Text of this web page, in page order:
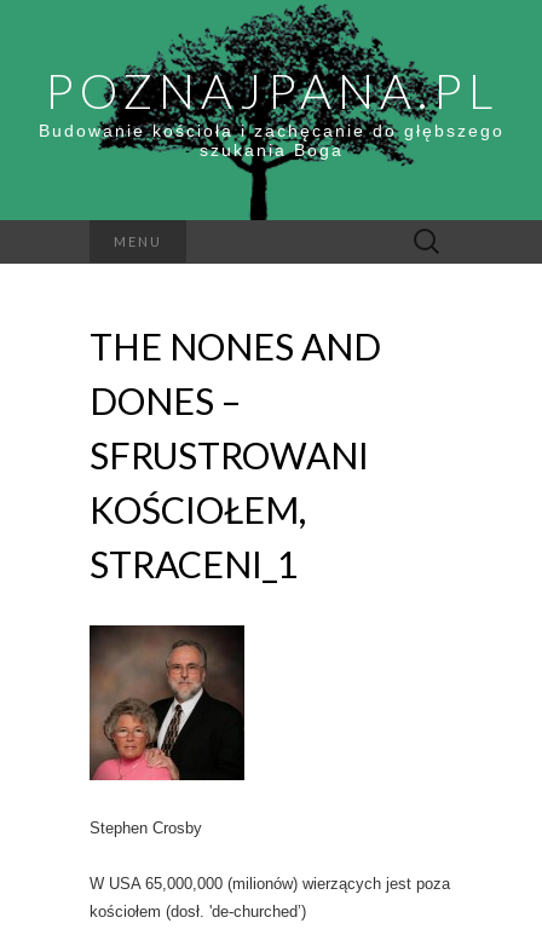
POZNAJPANA.PL
Budowanie kościoła i zachęcanie do głębszego
szukania Boga
MENU Szukaj:
THE NONES AND
DONES –
SFRUSTROWANI
KOŚCIOŁEM,
STRACENI_1
Stephen Crosby
W USA 65,000,000 (milionów) wierzących jest poza
kościołem (dosł. 'de-churched’)